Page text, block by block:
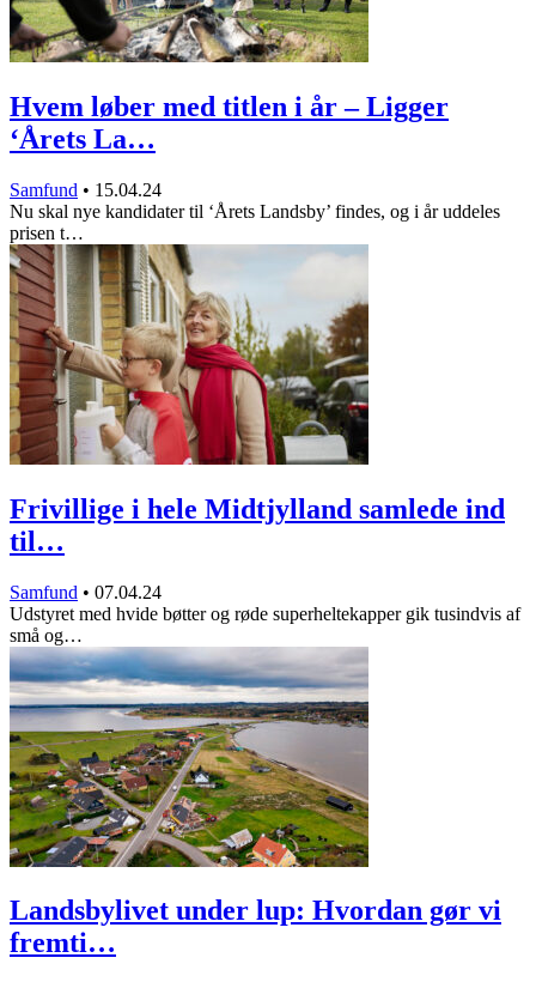
Hvem løber med titlen i år – Ligger
‘Årets La…
Samfund • 15.04.24
Nu skal nye kandidater til ‘Årets Landsby’ findes, og i år uddeles
prisen t…
Frivillige i hele Midtjylland samlede ind
til…
Samfund • 07.04.24
Udstyret med hvide bøtter og røde superheltekapper gik tusindvis af
små og…
Landsbylivet under lup: Hvordan gør vi
fremti…